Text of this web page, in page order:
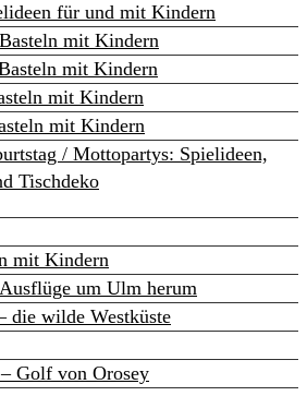
für und mit Kindern
mit Kindern
mit Kindern
mit Kindern
mit Kindern
/ Mottopartys: Spielideen,
Tischdeko
mit Kindern
um Ulm herum
die wilde Westküste
Golf von Orosey